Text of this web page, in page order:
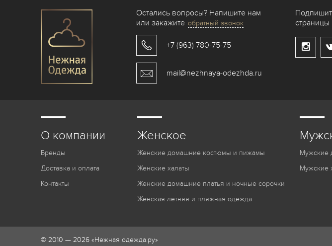
Остались вопросы? Напишите нам
или закажите обратный звонок
+7 (963) 780-75-75
mail@nezhnaya-odezhda.ru
страницы
О компании
Бренды
Доставка и оплата
Контакты
Женское
Женские домашние костюмы и пижамы
Женские халаты
Женские домашние платья и ночные сорочки
Женская летняя и пляжная одежда
Мужские
Мужские
© 2010 — 2026 «Нежная одежда.ру»